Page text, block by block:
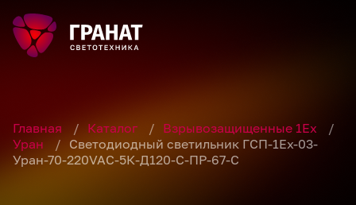
Главная / Каталог / Взрывозащищенные 1Ex
/
Уран
/ Светодиодный светильник ГСП-1Ех-03-
Уран-70-220VAC-5К-Д120-С-ПР-67-С